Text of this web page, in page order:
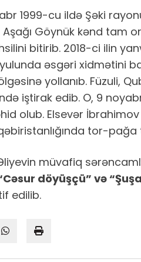
1999-cu ildə Şəki
Göynük kənd tam
bitirib. 2018-ci ilin
əsgəri xidmətini
yollanıb. Füzuli,
iştirak edib. O, 9
olub. Elsevər İbrahimov
tor-pağa
müvafiq
döyüşçü” və
edilib.